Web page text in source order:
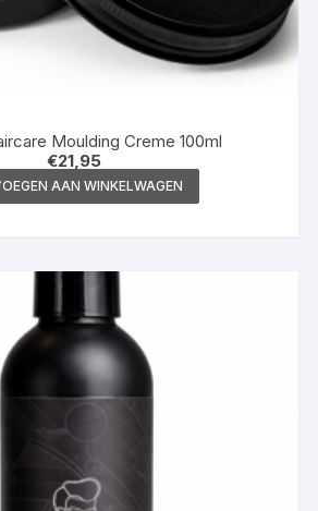
Moulding Creme 100ml
€21,95
AAN WINKELWAGEN